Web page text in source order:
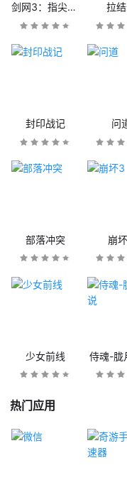
剑网3：指尖江湖 拉
封印战记 问
部落冲突 崩
少女前线 侍魂-胧
热门应用